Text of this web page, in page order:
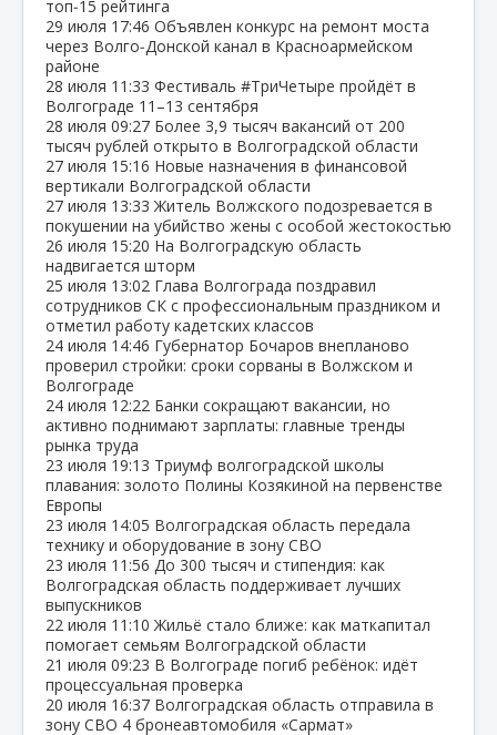
топ‑15 рейтинга
29 июля 17:46 Объявлен конкурс на ремонт моста
через Волго‑Донской канал в Красноармейском
районе
28 июля 11:33 Фестиваль #ТриЧетыре пройдёт в
Волгограде 11–13 сентября
28 июля 09:27 Более 3,9 тысяч вакансий от 200
тысяч рублей открыто в Волгоградской области
27 июля 15:16 Новые назначения в финансовой
вертикали Волгоградской области
27 июля 13:33 Житель Волжского подозревается в
покушении на убийство жены с особой жестокостью
26 июля 15:20 На Волгоградскую область
надвигается шторм
25 июля 13:02 Глава Волгограда поздравил
сотрудников СК с профессиональным праздником и
отметил работу кадетских классов
24 июля 14:46 Губернатор Бочаров внепланово
проверил стройки: сроки сорваны в Волжском и
Волгограде
24 июля 12:22 Банки сокращают вакансии, но
активно поднимают зарплаты: главные тренды
рынка труда
23 июля 19:13 Триумф волгоградской школы
плавания: золото Полины Козякиной на первенстве
Европы
23 июля 14:05 Волгоградская область передала
технику и оборудование в зону СВО
23 июля 11:56 До 300 тысяч и стипендия: как
Волгоградская область поддерживает лучших
выпускников
22 июля 11:10 Жильё стало ближе: как маткапитал
помогает семьям Волгоградской области
21 июля 09:23 В Волгограде погиб ребёнок: идёт
процессуальная проверка
20 июля 16:37 Волгоградская область отправила в
зону СВО 4 бронеавтомобиля «Сармат»